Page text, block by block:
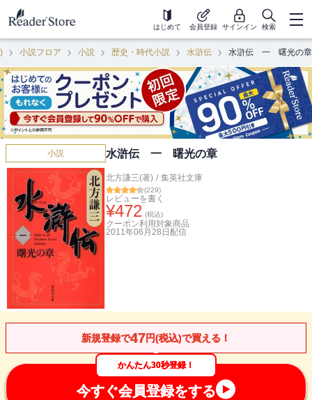
はじめて 会員登録 サインイン 検索
小説フロア 小説 歴史・時代小説 水滸伝 水滸伝 一 曙光の章
小説 水滸伝 一 曙光の章
北方謙三(著) / 集英社文庫
(229)
レビューを書く
¥472 (税込)
クーポン利用対象商品
2011年06月28日 配信
新規登録で47円(税込)で買える！
かんたん30秒登録！
今すぐ会員登録をする